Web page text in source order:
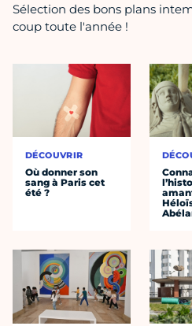
Sélection des bons plans
coup toute l'année !
DÉCOUVRIR
Où donner son
sang à Paris cet
été ?